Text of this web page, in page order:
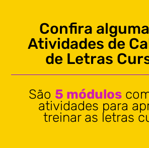
Confira
Atividades de
de Letras
São 5 módulos
atividades para
treinar as letras